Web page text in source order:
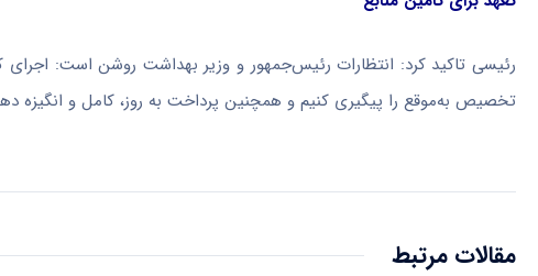
رئیسی تاکید کرد: انتظارات رئیس‌جمهور و وزیر بهداشت روشن است: اجرای
تخصیص به‌موقع را پیگیری کنیم و همچنین پرداخت به روز، کامل و انگیزه
مقالات مرتبط